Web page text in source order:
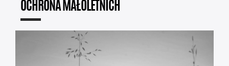
OCHRONA MAŁOLETNICH